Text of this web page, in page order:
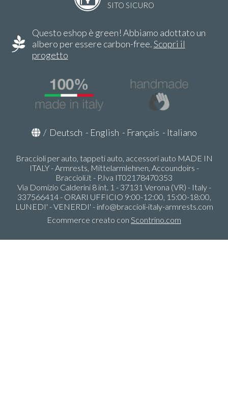
SITO SICURO
Questo eshop è green! Abbiamo adottato un
albero per essere carbon-free.Scopri il
progetto
/ Deutsch - English - Français - Italiano
Braccioli per auto, tappeti auto, accessori auto MADE IN
ITALY - Armrests, Mittelarmlehnen, Accoundoirs -
Braccioli.it - P.Iva IT02178470353
Via Domizio Calderini 8 int. 1 - 37131 Verona (VR) - Italy -
337566414 - ORARI UFFICIO 9:00-12:00, 15:00-18:00,
LUNEDI' - VENERDI' - info@braccioli-italy-armrests.com
Ecommerce creato con Scontrino.com